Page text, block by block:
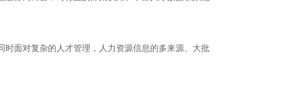
面对复杂的人才管理，人力资源信息的多来源、大批